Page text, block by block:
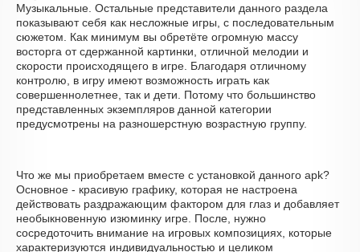
Музыкальные. Остальные представители данного раздела
показывают себя как несложные игры, с последовательным
сюжетом. Как минимум вы обретёте огромную массу
восторга от сдержанной картинки, отличной мелодии и
скорости происходящего в игре. Благодаря отличному
контролю, в игру имеют возможность играть как
совершеннолетнее, так и дети. Потому что большинство
представленных экземпляров данной категории
предусмотрены на разношерстную возрастную группу.
Что же мы приобретаем вместе с установкой данного apk?
Основное - красивую графику, которая не настроена
действовать раздражающим фактором для глаз и добавляет
необыкновенную изюминку игре. После, нужно
сосредоточить внимание на игровых композициях, которые
характеризуются индивидуальностью и целиком